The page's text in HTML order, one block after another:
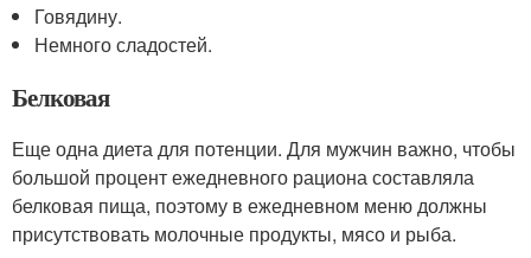
Говядину.
Немного сладостей.
Белковая
Еще одна диета для потенции. Для мужчин важно, чтобы
большой процент ежедневного рациона составляла
белковая пища, поэтому в ежедневном меню должны
присутствовать молочные продукты, мясо и рыба.